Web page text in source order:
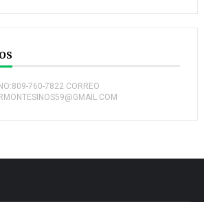
760-7822 CORREO